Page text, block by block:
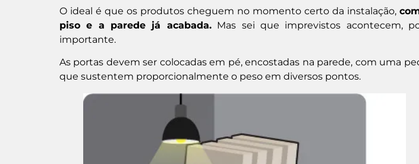
O ideal é que os produtos cheguem no momento certo da instalação,
piso e a parede já acabada.Mas sei que imprevistos acontecem,
importante.
As portas devem ser colocadas em pé, encostadas na parede, com uma
que sustentem proporcionalmente o peso em diversos pontos.